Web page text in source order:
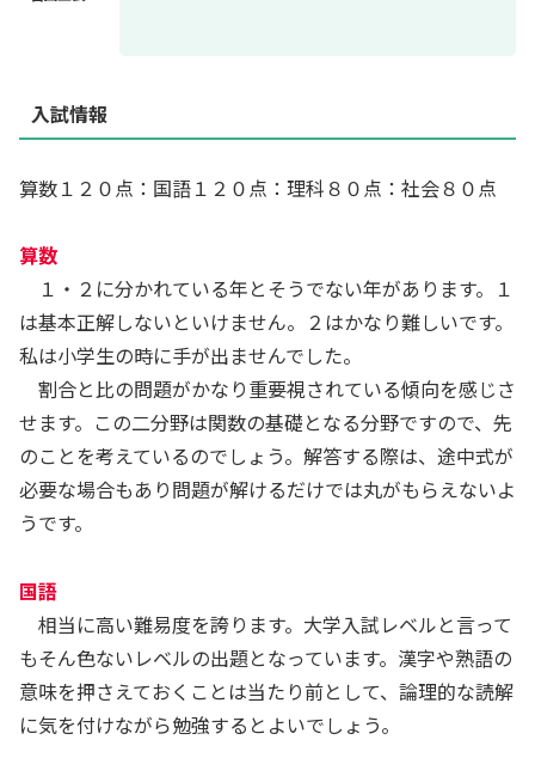
入試情報
算数１２０点：国語１２０点：理科８０点：社会８０点
算数
１・２に分かれている年とそうでない年があります。１
は基本正解しないといけません。２はかなり難しいです。
私は小学生の時に手が出ませんでした。
割合と比の問題がかなり重要視されている傾向を感じさ
せます。この二分野は関数の基礎となる分野ですので、先
のことを考えているのでしょう。解答する際は、途中式が
必要な場合もあり問題が解けるだけでは丸がもらえないよ
うです。
国語
相当に高い難易度を誇ります。大学入試レベルと言って
もそん色ないレベルの出題となっています。漢字や熟語の
意味を押さえておくことは当たり前として、論理的な読解
に気を付けながら勉強するとよいでしょう。